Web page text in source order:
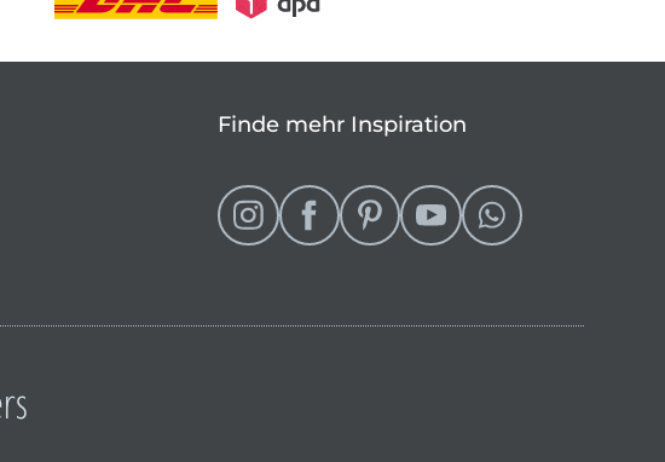
Finde mehr Inspiration